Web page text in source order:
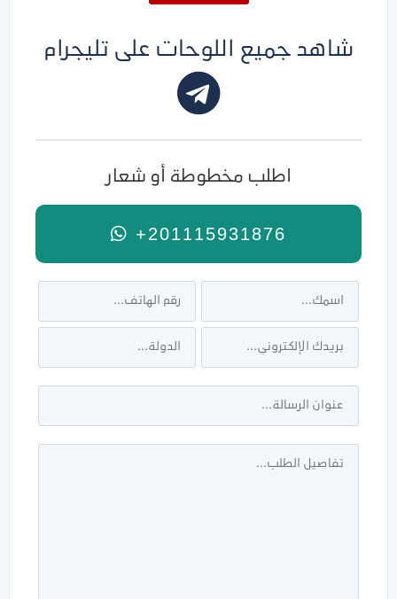
شاهد جميع اللوحات على تليجرام
اطلب مخطوطة أو شعار
+201115931876